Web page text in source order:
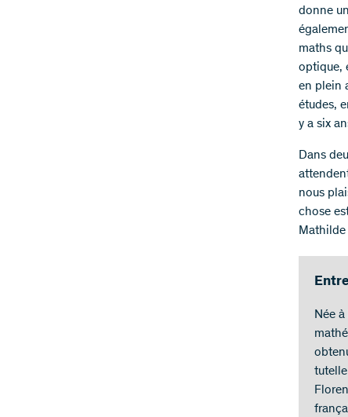
donne
maths
optique,
en plein
études,
y a six
Dans
nous
chose
Mathilde
Née